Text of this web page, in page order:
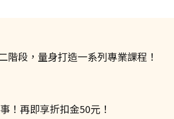
段，量身打造一系列專業課程！
！再即享折扣金50元！